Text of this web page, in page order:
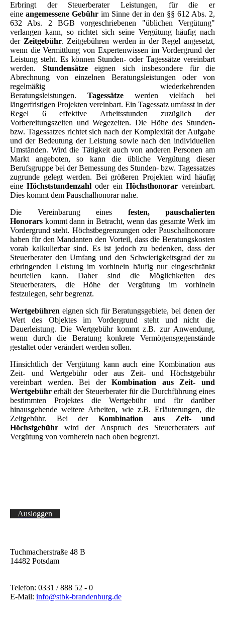
Erbringt der Steuerberater Leistungen, für die er
eine angemessene Gebührim Sinne der in den §§ 612 Abs. 2,
632 Abs. 2 BGB vorgeschriebenen "üblichen Vergütung"
verlangen kann, so richtet sich seine Vergütung häufig nach
derZeitgebühr. Zeitgebühren werden in der Regel angesetzt,
wenn die Vermittlung von Expertenwissen im Vordergrund der
Leistung steht. Es können Stunden- oder Tagessätze vereinbart
werden. Stundensätze eignen sich insbesondere für die
Abrechnung von einzelnen Beratungsleistungen oder von
regelmäßig wiederkehrenden
Beratungsleistungen. Tagessätze werden vielfach bei
längerfristigen Projekten vereinbart. Ein Tagessatz umfasst in der
Regel 6 effektive Arbeitsstunden zuzüglich der
Vorbereitungszeiten und Wegezeiten. Die Höhe des Stunden-
bzw. Tagessatzes richtet sich nach der Komplexität der Aufgabe
und der Bedeutung der Leistung sowie nach den individuellen
Umständen. Wird die Tätigkeit auch von anderen Personen am
Markt angeboten, so kann die übliche Vergütung dieser
Berufsgruppe bei der Bemessung des Stunden- bzw. Tagessatzes
zugrunde gelegt werden. Bei größeren Projekten wird häufig
eineHöchststundenzahl oder ein Höchsthonorarvereinbart.
Dies kommt dem Pauschalhonorar nahe.
Die Vereinbarung eines festen, pauschalierten
Honorars kommt dann in Betracht, wenn das gesamte Werk im
Vordergrund steht. Höchstbegrenzungen oder Pauschalhonorare
haben für den Mandanten den Vorteil, dass die Beratungskosten
vorab kalkulierbar sind. Es ist jedoch zu bedenken, dass der
Steuerberater den Umfang und den Schwierigkeitsgrad der zu
erbringenden Leistung im vorhinein häufig nur eingeschränkt
beurteilen kann. Daher sind die Möglichkeiten des
Steuerberaters, die Höhe der Vergütung im vorhinein
festzulegen, sehr begrenzt.
Wertgebühren eignen sich für Beratungsgebiete, bei denen der
Wert des Objektes im Vordergrund steht und nicht die
Dauerleistung. Die Wertgebühr kommt z.B. zur Anwendung,
wenn durch die Beratung konkrete Vermögensgegenstände
gestaltet oder verändert werden sollen.
Hinsichtlich der Vergütung kann auch eine Kombination aus
Zeit- und Wertgebühr oder aus Zeit- und Höchstgebühr
vereinbart werden. Bei derKombination aus Zeit- und
Wertgebühr erhält der Steuerberater für die Durchführung eines
bestimmten Projektes die Wertgebühr und für darüber
hinausgehende weitere Arbeiten, wie z.B. Erläuterungen, die
Zeitgebühr. Bei der Kombination aus Zeit- und
Höchstgebühr wird der Anspruch des Steuerberaters auf
Vergütung von vornherein nach oben begrenzt.
Ausloggen
Tuchmacherstraße 48 B
14482 Potsdam
Telefon: 0331 / 888 52 - 0
E-Mail: info@stbk-brandenburg.de